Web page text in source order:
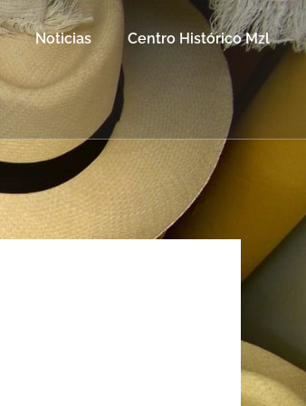
Noticias Centro Histórico Mzl